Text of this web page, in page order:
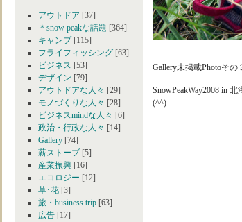
アウトドア [37]
＊snow peakな話題 [364]
キャンプ[115]
フライフィッシング [63]
ビジネス [53]
デザイン [79]
アウトドアな人々 [29]
モノづくりな人々 [28]
ビジネスmindな人々 [6]
政治・行政な人々 [14]
Gallery [74]
薪ストーブ [5]
産業振興 [16]
エコロジー [12]
草･花 [3]
旅・business trip [63]
広告 [17]
Gallery未掲載Photoその
SnowPeakWay2008 in
(^^)